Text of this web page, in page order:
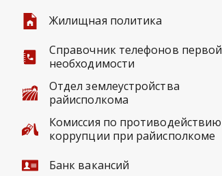
Жилищная политика
Справочник телефонов первой
необходимости
Отдел землеустройства
райисполкома
Комиссия по противодействию
коррупции при райисполкоме
Банк вакансий